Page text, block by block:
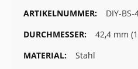
DIY-
42,4 mm
Stahl